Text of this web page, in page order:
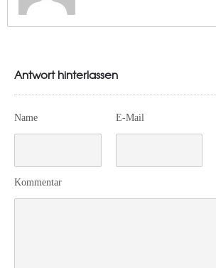
Antwort hinterlassen
Name E-Mail
Kommentar